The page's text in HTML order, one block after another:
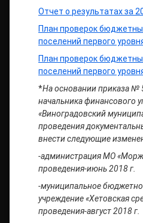
Отчет о результатах за
План проверок
поселений первого
План проверок
поселений первого
*На основании приказа №
начальника финансового
«Виноградовский
проведения
внести следующие
-администрация МО
проведения-июнь 2018 г.
-муниципальное
учреждение «Хетовская
проведения-август 2018 г.